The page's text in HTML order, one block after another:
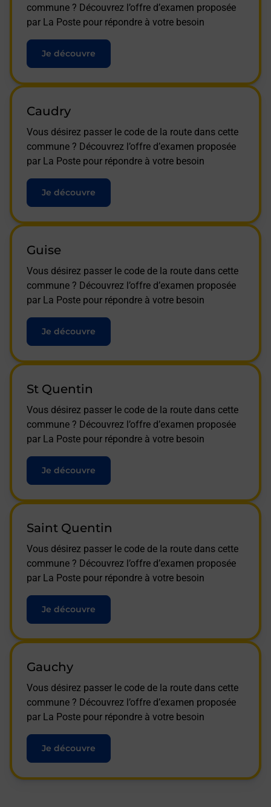
commune ? Découvrez l’offre d’examen proposée
par La Poste pour répondre à votre besoin
Je découvre
Caudry
Vous désirez passer le code de la route dans cette
commune ? Découvrez l’offre d’examen proposée
par La Poste pour répondre à votre besoin
Je découvre
Guise
Vous désirez passer le code de la route dans cette
commune ? Découvrez l’offre d’examen proposée
par La Poste pour répondre à votre besoin
Je découvre
St Quentin
Vous désirez passer le code de la route dans cette
commune ? Découvrez l’offre d’examen proposée
par La Poste pour répondre à votre besoin
Je découvre
Saint Quentin
Vous désirez passer le code de la route dans cette
commune ? Découvrez l’offre d’examen proposée
par La Poste pour répondre à votre besoin
Je découvre
Gauchy
Vous désirez passer le code de la route dans cette
commune ? Découvrez l’offre d’examen proposée
par La Poste pour répondre à votre besoin
Je découvre